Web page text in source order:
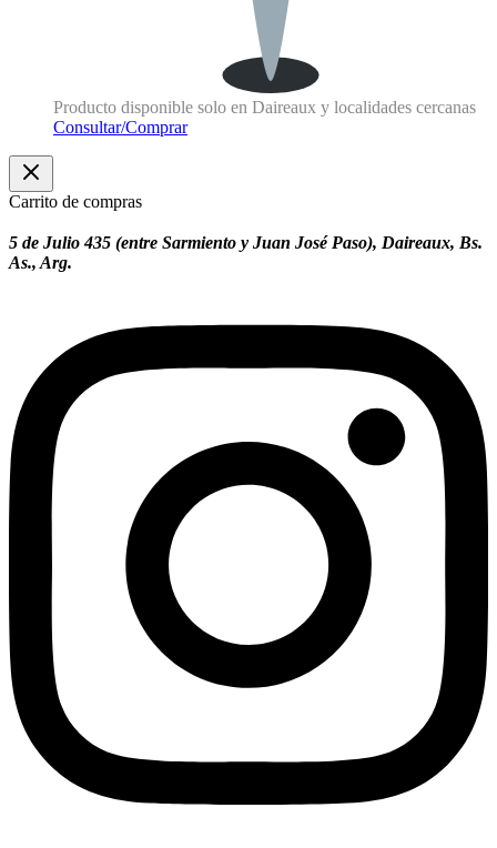
Producto disponible solo en Daireaux y localidades cercanas
Consultar/Comprar
Carrito de compras
5 de Julio 435 (entre Sarmiento y Juan José Paso), Daireaux, Bs.
As., Arg.